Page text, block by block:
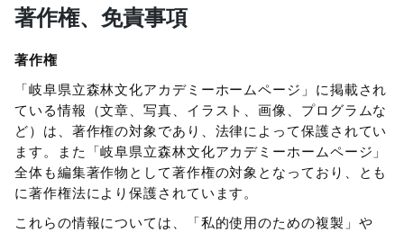
著作権、免責事項
著作権
「岐阜県立森林文化アカデミーホームページ」に掲載され
ている情報（文章、写真、イラスト、画像、プログラムな
ど）は、著作権の対象であり、法律によって保護されてい
ます。また「岐阜県立森林文化アカデミーホームページ」
全体も編集著作物として著作権の対象となっており、とも
に著作権法により保護されています。
これらの情報については、「私的使用のための複製」や